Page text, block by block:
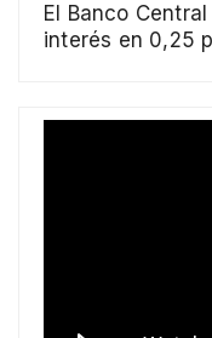
El Banco
interés en 0,25